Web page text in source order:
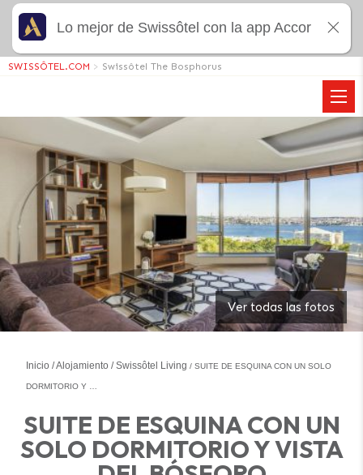
Ver todas las fotos
Inicio Alojamiento Swissôtel Living SUITE DE ESQUINA CON UN SOLO
DORMITORIO Y …
SUITE DE ESQUINA CON UN
SOLO DORMITORIO Y VISTA
SWISSÔTEL.COM > Swissôtel The Bosphorus
Lo mejor de Swissôtel con la app Accor